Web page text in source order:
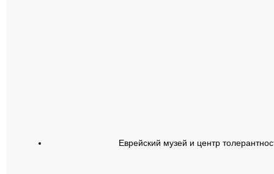
Еврейский музей и центр